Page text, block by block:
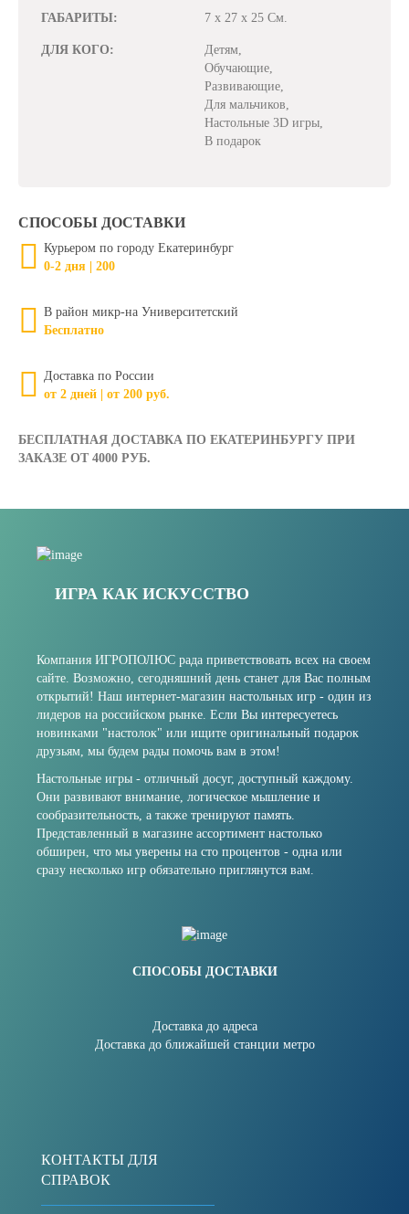
ГАБАРИТЫ: 7 x 27 x 25 См.
ДЛЯ КОГО:
Детям,
Обучающие,
Развивающие,
Для мальчиков,
Настольные 3D игры,
В подарок
СПОСОБЫ ДОСТАВКИ
Курьером по городу Екатеринбург
0-2 дня | 200
В район микр-на Университетский
Бесплатно
Доставка по России
от 2 дней | от 200 руб.
БЕСПЛАТНАЯ ДОСТАВКА ПО ЕКАТЕРИНБУРГУ ПРИ
ЗАКАЗЕ ОТ 4000 РУБ.
ИГРА КАК ИСКУССТВО
Компания ИГРОПОЛЮС рада приветствовать всех на своем
сайте. Возможно, сегодняшний день станет для Вас полным
открытий! Наш интернет-магазин настольных игр - один из
лидеров на российском рынке. Если Вы интересуетесь
новинками "настолок" или ищите оригинальный подарок
друзьям, мы будем рады помочь вам в этом!
Настольные игры - отличный досуг, доступный каждому.
Они развивают внимание, логическое мышление и
сообразительность, а также тренируют память.
Представленный в магазине ассортимент настолько
обширен, что мы уверены на сто процентов - одна или
сразу несколько игр обязательно приглянутся вам.
СПОСОБЫ ДОСТАВКИ
Доставка до адреса
Доставка до ближайшей станции метро
КОНТАКТЫ ДЛЯ
СПРАВОК